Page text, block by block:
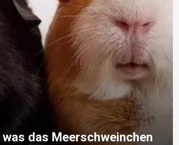
das Meerschweinchen